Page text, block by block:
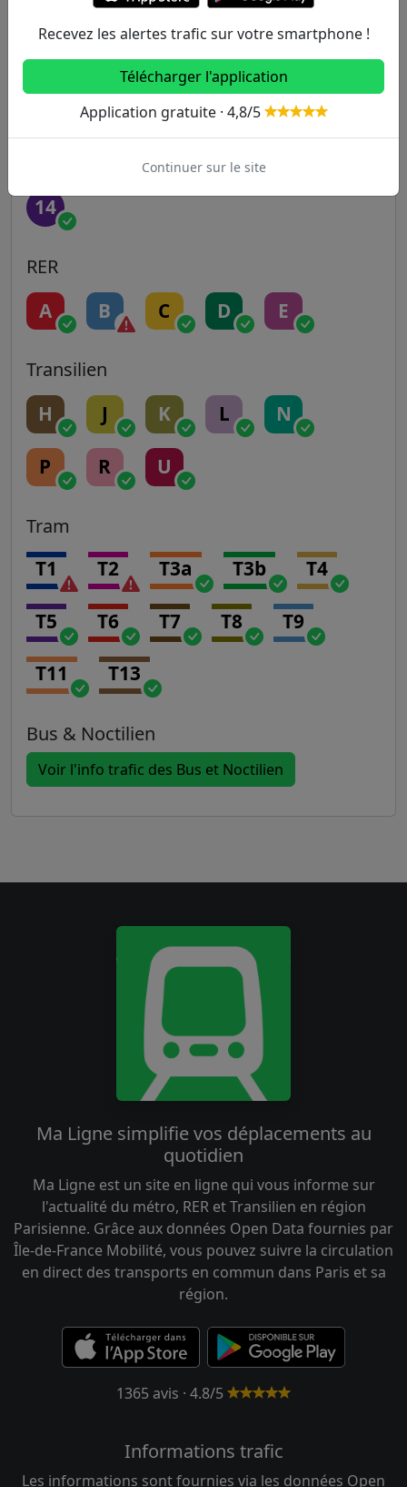
5 6 7 7B 8
14
RER
A B C D E
Transilien
H J K L N
P R U
Tram
T1 T2 T3a T3b T4
T5 T6 T7 T8 T9
T11 T13
Bus & Noctilien
Voir l'info trafic des Bus et Noctilien
Ma Ligne simplifie vos déplacements au
quotidien
Ma Ligne est un site en ligne qui vous informe sur
l'actualité du métro, RER et Transilien en région
Parisienne. Grâce aux données Open Data fournies par
Île-de-France Mobilité, vous pouvez suivre la circulation
en direct des transports en commun dans Paris et sa
région.
1365 avis · 4.8/5
Informations trafic
Les informations sont fournies via les données Open
Recevez les alertes trafic sur votre smartphone !
Télécharger l'application
Application gratuite · 4,8/5
Continuer sur le site